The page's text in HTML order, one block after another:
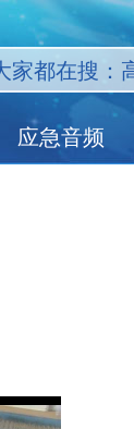
应急音频